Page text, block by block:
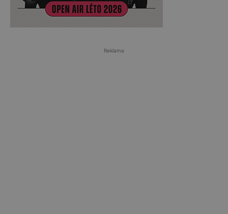
Reklama